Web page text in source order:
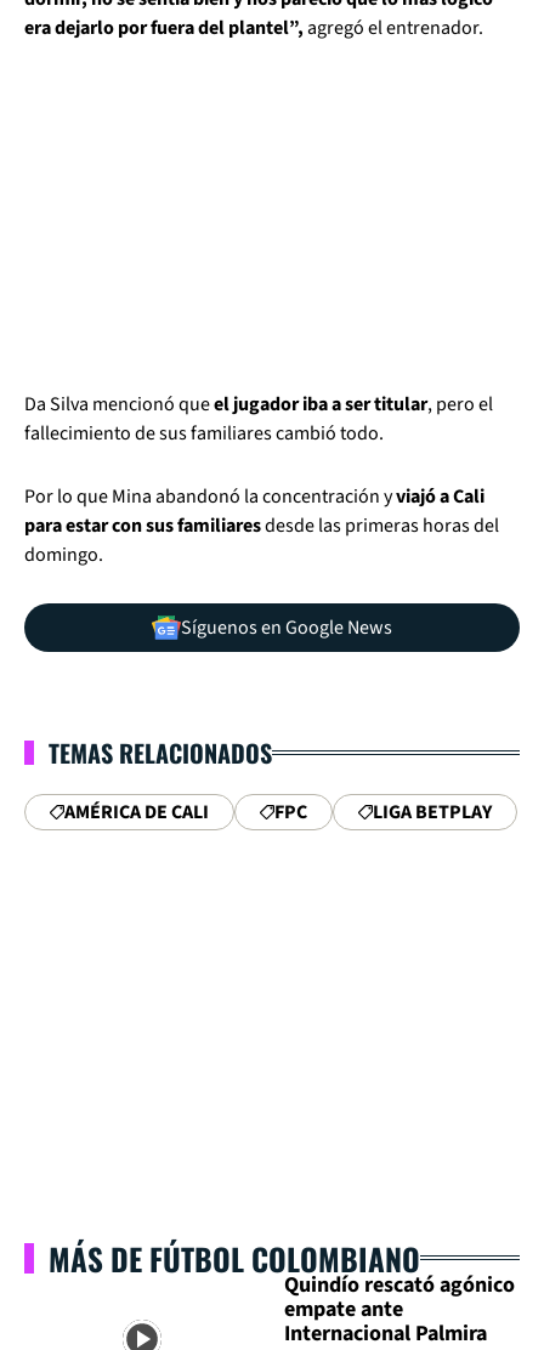
era dejarlo por fuera del plantel”,agregó el entrenador.
Da Silva mencionó queel jugador iba a ser titular, pero el
fallecimiento de sus familiares cambió todo.
Por lo que Mina abandonó la concentración yviajó a Cali
para estar con sus familiaresdesde las primeras horas del
domingo.
Síguenos en Google News
TEMAS RELACIONADOS
AMÉRICA DE CALI FPC LIGA BETPLAY
MÁS DE FÚTBOL COLOMBIANO
Quindío rescató agónico
empate ante
Internacional Palmira